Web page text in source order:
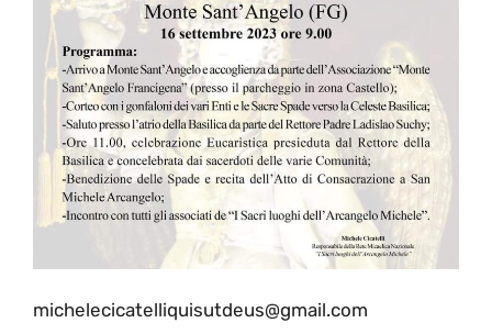
michelecicatelliquisutdeus@gmail.com